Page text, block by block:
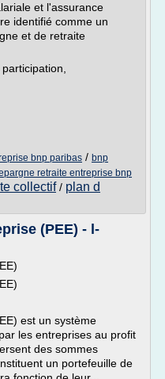
et l'assurance
identifié comme un
et de retraite
bnp paribas / bnp
retraite entreprise bnp
collectif/ plan d
(PEE) - l-
est un système
les entreprises au profit
des sommes
un portefeuille de